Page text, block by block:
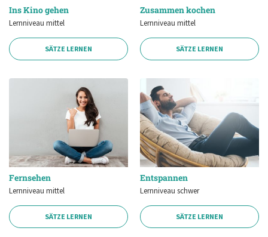
Ins Kino gehen
Lernniveau mittel
SÄTZE LERNEN
Zusammen kochen
Lernniveau mittel
SÄTZE LERNEN
Fernsehen
Lernniveau mittel
SÄTZE LERNEN
Entspannen
Lernniveau schwer
SÄTZE LERNEN